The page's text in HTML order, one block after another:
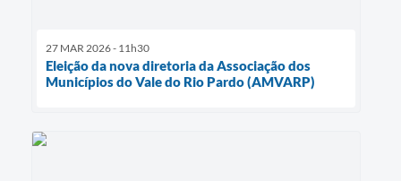
27 MAR 2026 - 11h30
Eleição da nova diretoria da Associação dos
Municípios do Vale do Rio Pardo (AMVARP)